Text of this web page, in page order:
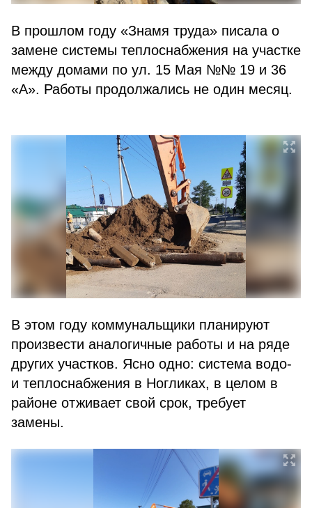
В прошлом году «Знамя труда» писала о
замене системы теплоснабжения на участке
между домами по ул. 15 Мая №№ 19 и 36
«А». Работы продолжались не один месяц.
В этом году коммунальщики планируют
произвести аналогичные работы и на ряде
других участков. Ясно одно: система водо-
и теплоснабжения в Ногликах, в целом в
районе отживает свой срок, требует
замены.